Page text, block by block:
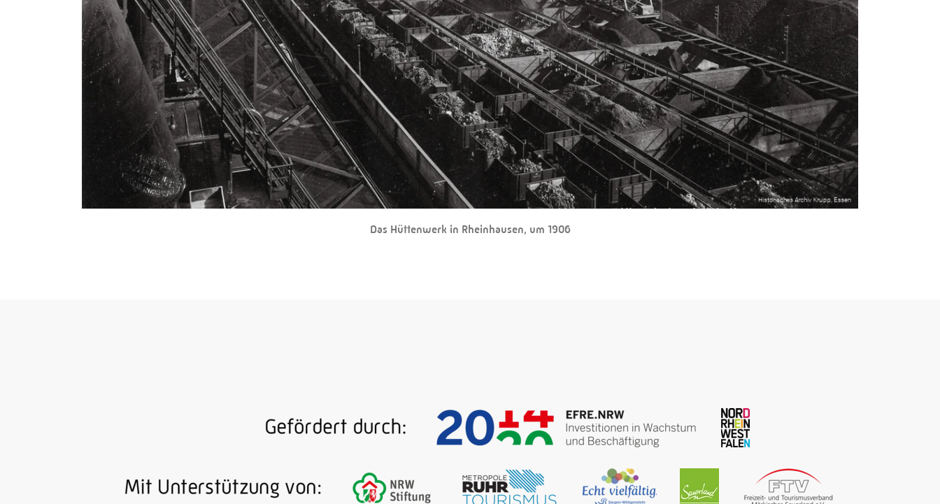
Das Hüttenwerk in Rheinhausen, um 1906